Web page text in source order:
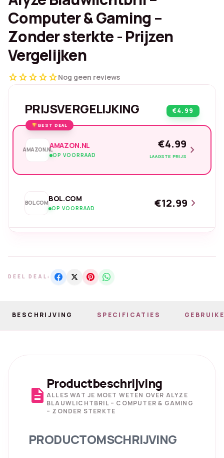
Computer & Gaming –
Zonder sterkte - Prijzen
Vergelijken
starstarstarstarstarNog geen reviews
PRIJSVERGELIJKING €4.99
BEST DEAL
AMAZON.NLAMAZON.NL
OP VOORRAAD
€4.99
LAAGSTE PRIJS chevron_right
BOL.COMBOL.COM
OP VOORRAAD €12.99 chevron_right
DEEL DEAL:
BESCHRIJVING SPECIFICATIES
description
Productbeschrijving
ALLES WAT JE MOET WETEN OVER ALYZE
BLAUWLICHTBRIL – COMPUTER & GAMING
– ZONDER STERKTE
PRODUCTOMSCHRIJVING